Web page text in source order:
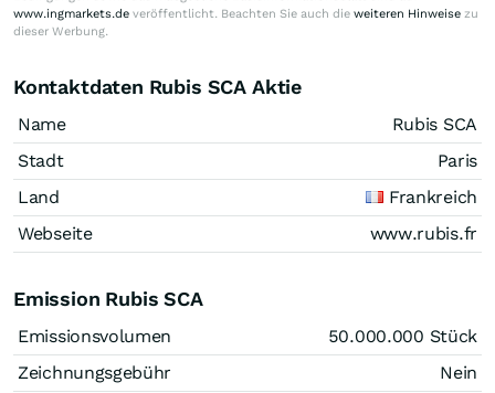
www.ingmarkets.de veröffentlicht. Beachten Sie auch die weiteren Hinweise zu
dieser Werbung.
Kontaktdaten Rubis SCA Aktie
Name
Rubis SCA
Stadt
Paris
Land
Frankreich
Webseite
www.rubis.fr
Emission Rubis SCA
Emissionsvolumen 50.000.000 Stück
Zeichnungsgebühr
Nein